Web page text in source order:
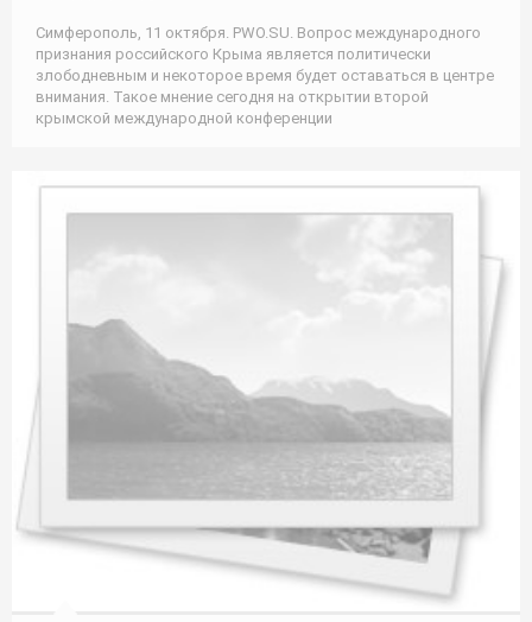
Симферополь, 11 октября. PWO.SU. Вопрос международного
признания российского Крыма является политически
злободневным и некоторое время будет оставаться в центре
внимания. Такое мнение сегодня на открытии второй
крымской международной конференции